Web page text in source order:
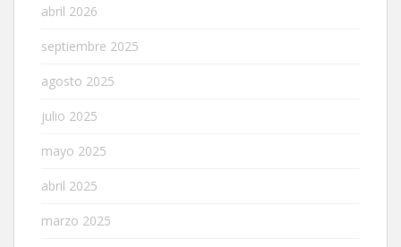
abril 2026
septiembre 2025
agosto 2025
julio 2025
mayo 2025
abril 2025
marzo 2025